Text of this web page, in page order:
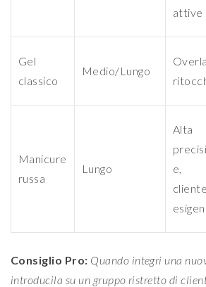
attive
Gel
classico
Medio/Lungo
Manicure
russa
Lungo
Alta
e,
Consiglio Pro: Quando integri una
introducila su un gruppo ristretto di